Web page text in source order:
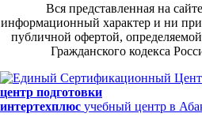
Вся представленная на
информационный характер и ни при
публичной офертой,
Гражданского кодекса
центр подготовки
интертехплюс учебный центр в